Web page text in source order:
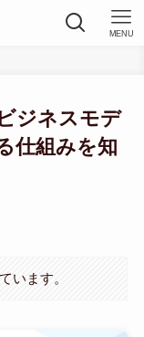
MENU
ジネスモデ
仕組みを知
います。